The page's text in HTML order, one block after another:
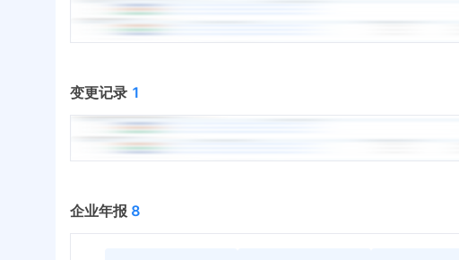
变更记录 1
企业年报 8